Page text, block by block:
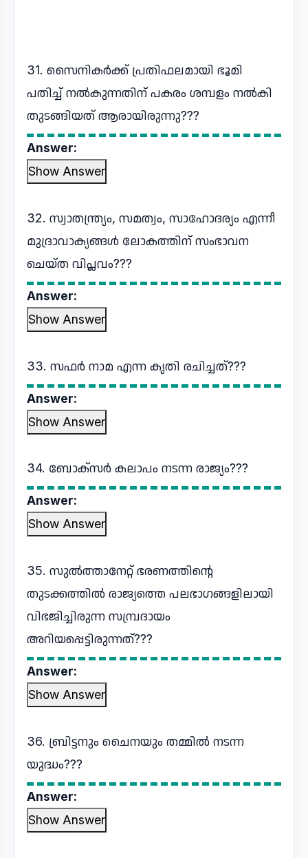
31. സൈനികർക്ക് പ്രതിഫലമായി ഭൂമി
പതിച്ച് നൽകുന്നതിന് പകരം ശമ്പളം നൽകി
തുടങ്ങിയത് ആരായിരുന്നു???
Answer:
Show Answer
32. സ്വാതന്ത്ര്യം, സമത്വം, സാഹോദര്യം എന്നീ
മുദ്രാവാക്യങ്ങൾ ലോകത്തിന് സംഭാവന
ചെയ്ത വിപ്ലവം???
Answer:
Show Answer
33. സഫർ നാമ എന്ന കൃതി രചിച്ചത്???
Answer:
Show Answer
34. ബോക്സർ കലാപം നടന്ന രാജ്യം???
Answer:
Show Answer
35. സുൽത്താനേറ്റ് ഭരണത്തിന്റെ
തുടക്കത്തിൽ രാജ്യത്തെ പലഭാഗങ്ങളിലായി
വിഭജിച്ചിരുന്ന സമ്പ്രദായം
അറിയപ്പെട്ടിരുന്നത്???
Answer:
Show Answer
36. ബ്രിട്ടനും ചൈനയും തമ്മിൽ നടന്ന
യുദ്ധം???
Answer:
Show Answer